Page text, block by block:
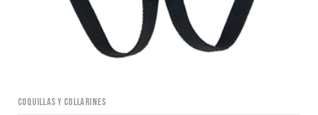
Coquillas y collarines